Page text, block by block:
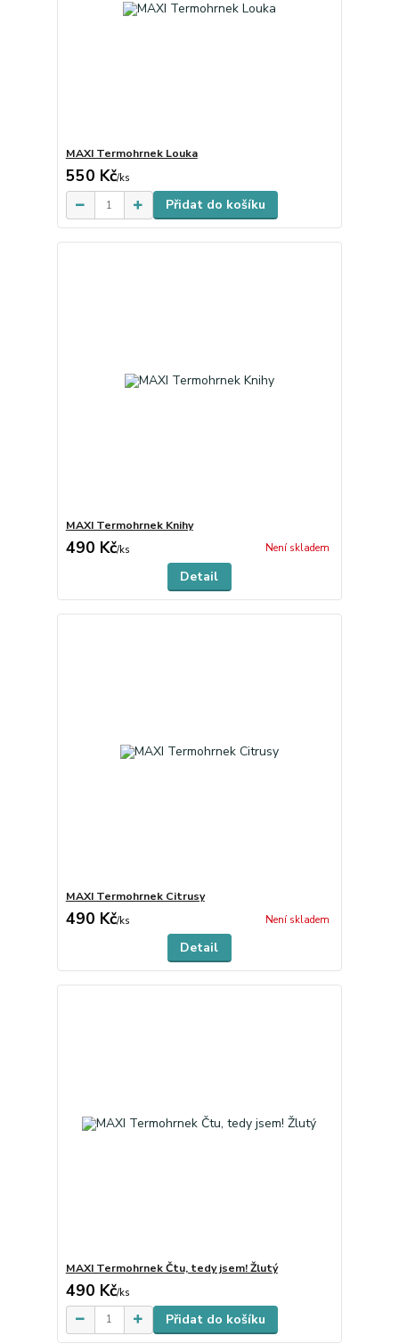
MAXI Termohrnek Louka
550 Kč/ks
Přidat do košíku
MAXI Termohrnek Knihy
490 Kč/ks Není skladem
Detail
MAXI Termohrnek Citrusy
490 Kč/ks Není skladem
Detail
MAXI Termohrnek Čtu, tedy jsem! Žlutý
490 Kč/ks
Přidat do košíku